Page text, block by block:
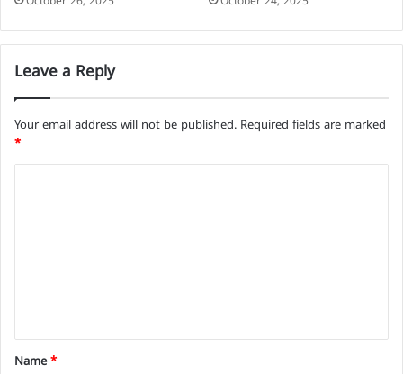
Leave a Reply
Your email address will not be published. Required fields are marked
*
t
*
Name*